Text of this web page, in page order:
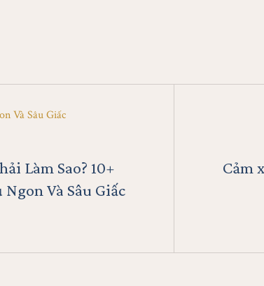
Làm Sao? 10+
Và Sâu Giấc
Cảm